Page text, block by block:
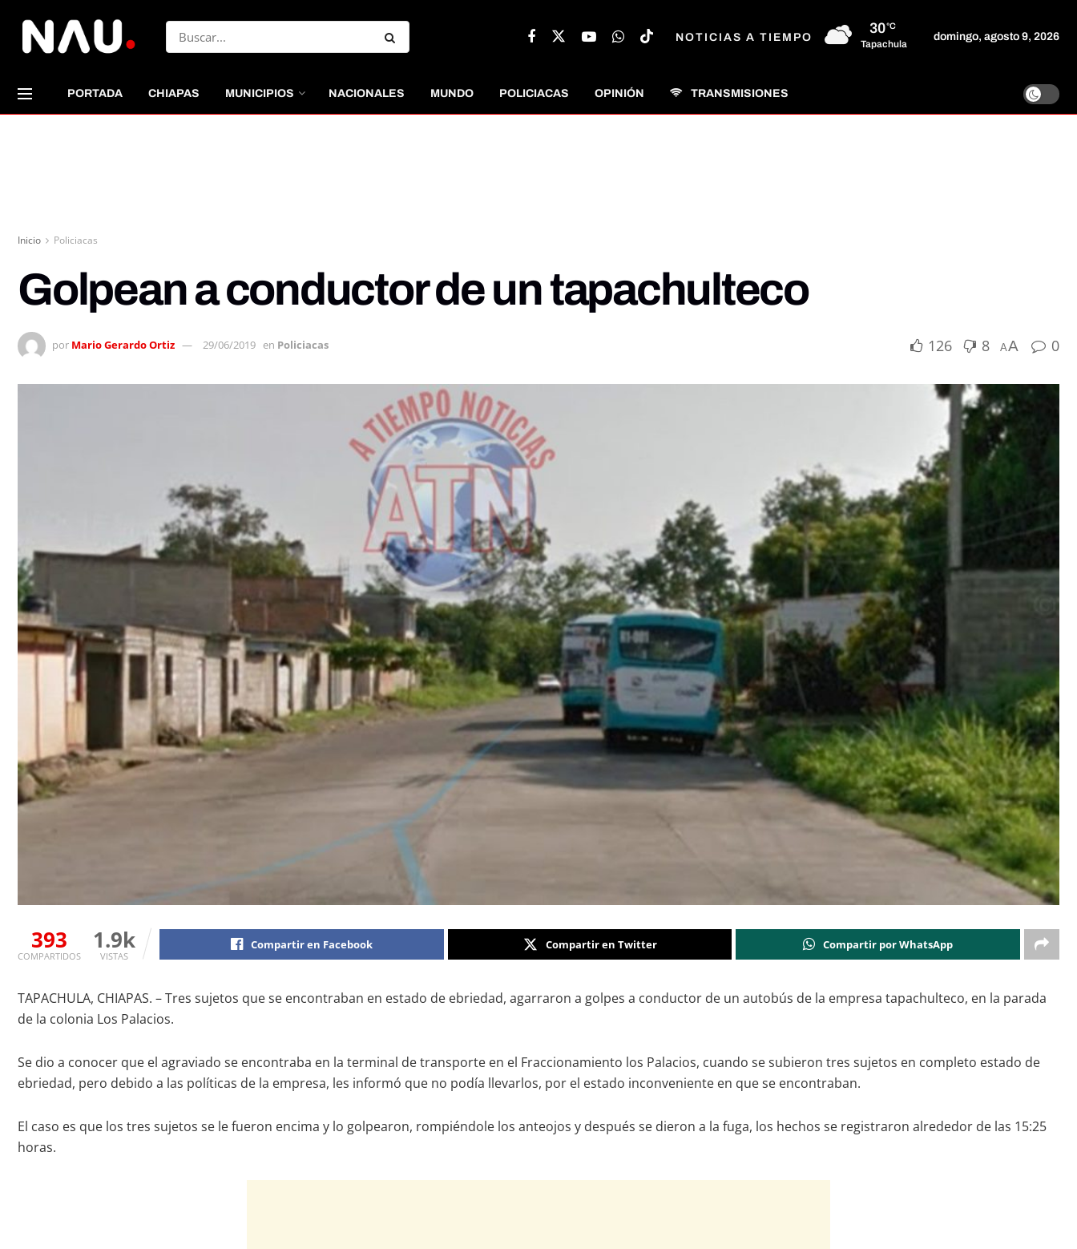
NOTICIAS A TIEMPO
30°C
Tapachula
domingo, agosto 9, 2026
PORTADA CHIAPAS MUNICIPIOS NACIONALES MUNDO POLICIACAS OPINIÓN TRANSMISIONES
Inicio Policiacas
Golpean a conductor de un tapachulteco
por Mario Gerardo Ortiz 29/06/2019 en Policiacas 126 8 AA 0
393
COMPARTIDOS
1.9k
VISTAS
Compartir en Facebook Compartir en Twitter Compartir por WhatsApp
TAPACHULA, CHIAPAS. – Tres sujetos que se encontraban en estado de ebriedad, agarraron a golpes a conductor de un autobús de la empresa tapachulteco, en la parada
de la colonia Los Palacios.
Se dio a conocer que el agraviado se encontraba en la terminal de transporte en el Fraccionamiento los Palacios, cuando se subieron tres sujetos en completo estado de
ebriedad, pero debido a las políticas de la empresa, les informó que no podía llevarlos, por el estado inconveniente en que se encontraban.
El caso es que los tres sujetos se le fueron encima y lo golpearon, rompiéndole los anteojos y después se dieron a la fuga, los hechos se registraron alrededor de las 15:25
horas.